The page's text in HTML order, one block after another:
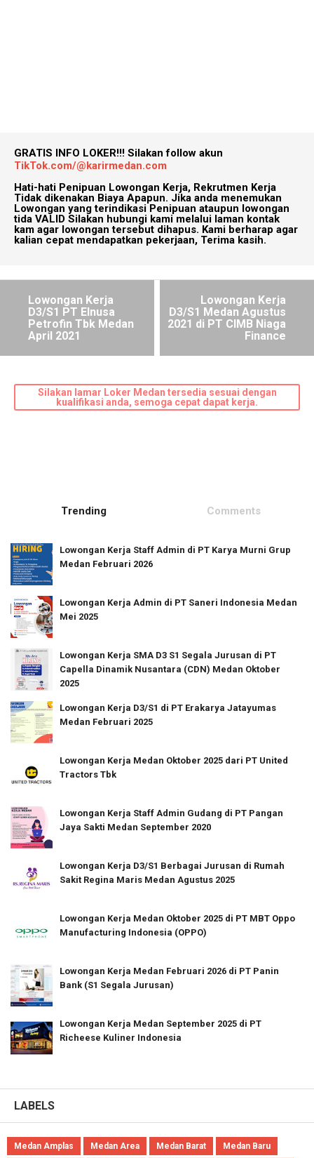
GRATIS INFO LOKER!!! Silakan follow akun
TikTok.com/@karirmedan.com
Hati-hati Penipuan Lowongan Kerja, Rekrutmen Kerja
Tidak dikenakan Biaya Apapun. Jika anda menemukan
Lowongan yang terindikasi Penipuan ataupun lowongan
tida VALID Silakan hubungi kami melalui laman kontak
kam agar lowongan tersebut dihapus. Kami berharap agar
kalian cepat mendapatkan pekerjaan, Terima kasih.
Lowongan Kerja
D3/S1 PT Elnusa
Petrofin Tbk Medan
April 2021
Lowongan Kerja
D3/S1 Medan Agustus
2021 di PT CIMB Niaga
Finance
Silakan lamar Loker Medan tersedia sesuai dengan
kualifikasi anda, semoga cepat dapat kerja.
Trending Comments
Lowongan Kerja Staff Admin di PT Karya Murni Grup
Medan Februari 2026
Lowongan Kerja Admin di PT Saneri Indonesia Medan
Mei 2025
Lowongan Kerja SMA D3 S1 Segala Jurusan di PT
Capella Dinamik Nusantara (CDN) Medan Oktober
2025
Lowongan Kerja D3/S1 di PT Erakarya Jatayumas
Medan Februari 2025
Lowongan Kerja Medan Oktober 2025 dari PT United
Tractors Tbk
Lowongan Kerja Staff Admin Gudang di PT Pangan
Jaya Sakti Medan September 2020
Lowongan Kerja D3/S1 Berbagai Jurusan di Rumah
Sakit Regina Maris Medan Agustus 2025
Lowongan Kerja Medan Oktober 2025 di PT MBT Oppo
Manufacturing Indonesia (OPPO)
Lowongan Kerja Medan Februari 2026 di PT Panin
Bank (S1 Segala Jurusan)
Lowongan Kerja Medan September 2025 di PT
Richeese Kuliner Indonesia
LABELS
Medan Amplas Medan Area Medan Barat Medan Baru